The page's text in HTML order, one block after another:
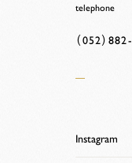
telephone
（052）
Instagram